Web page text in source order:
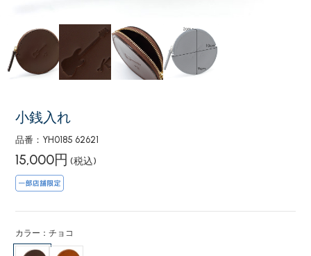
小銭入れ
品番：YH0185 62621
15,000円 (税込)
カラー：チョコ